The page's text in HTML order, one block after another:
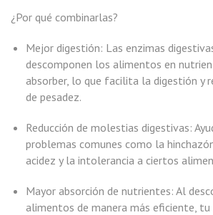
¿Por qué combinarlas?
Mejor digestión: Las enzimas
descomponen los alimentos en
absorber, lo que facilita la digestión y
de pesadez.
Reducción de molestias digestivas:
problemas comunes como la
acidez y la intolerancia a ciertos
Mayor absorción de nutrientes: Al
alimentos de manera más eficiente, tu